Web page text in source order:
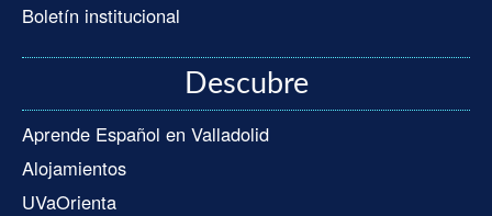
Boletín institucional
Descubre
Aprende Español en Valladolid
Alojamientos
UVaOrienta